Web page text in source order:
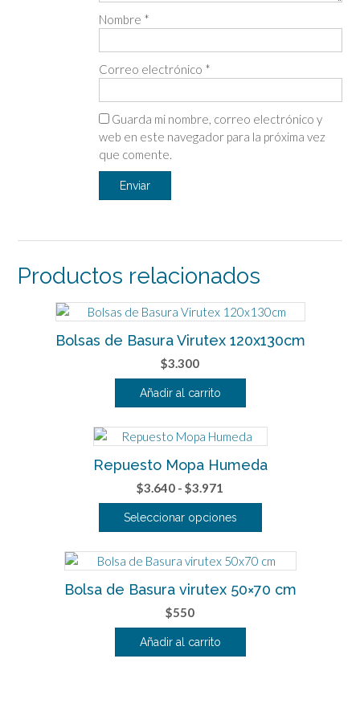
Nombre *
Correo electrónico *
Guarda mi nombre, correo electrónico y
web en este navegador para la próxima vez
que comente.
Productos relacionados
Bolsas de Basura Virutex 120x130cm
$3.300
Añadir al carrito
Repuesto Mopa Humeda
$3.640 - $3.971
de
precios:
$3.640
hasta
$3.971
Seleccionar opciones
producto
tiene
múltiples
variantes.
Las
opciones
Bolsa de Basura virutex 50×70 cm
$550
Añadir al carrito